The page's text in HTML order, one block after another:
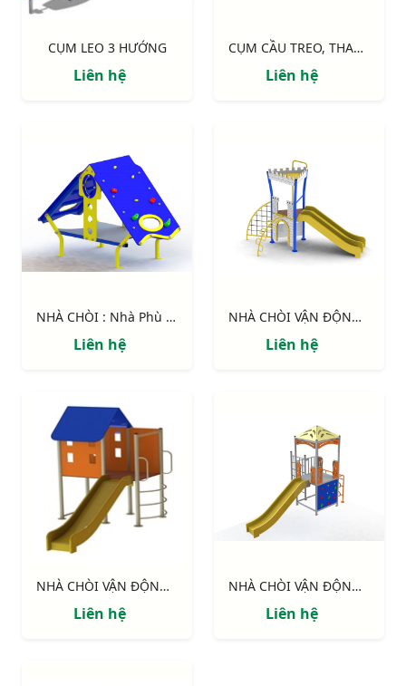
CỤM LEO 3 HƯỚNG
Liên hệ
CỤM CẦU TREO, THANG DÂY
Liên hệ
NHÀ CHÒI : Nhà Phù Thủy
Liên hệ
NHÀ CHÒI VẬN ĐỘNG : Pháo đài
Liên hệ
NHÀ CHÒI VẬN ĐỘNG : NHÀ SÀN
Liên hệ
NHÀ CHÒI VẬN ĐỘNG : Thang leo, cầu tuột , vách leo
Liên hệ